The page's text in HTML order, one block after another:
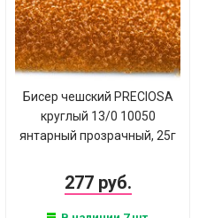
Бисер чешский PRECIOSA
круглый 13/0 10050
янтарный прозрачный, 25г
277 руб.